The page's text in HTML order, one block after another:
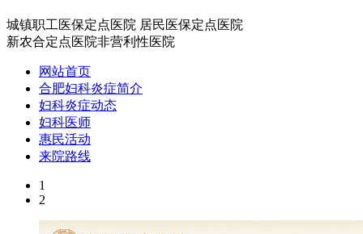
城镇职工医保定点医院 居民医保定点医院
新农合定点医院非营利性医院
网站首页
合肥妇科炎症简介
妇科炎症动态
妇科医师
惠民活动
来院路线
1
2